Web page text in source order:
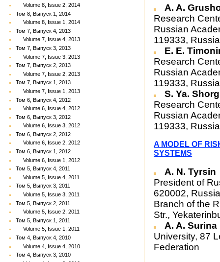
Volume 8, Issue 2, 2014
Том 8, Выпуск 1, 2014
Volume 8, Issue 1, 2014
Том 7, Выпуск 4, 2013
Volume 7, Issue 4, 2013
Том 7, Выпуск 3, 2013
Volume 7, Issue 3, 2013
Том 7, Выпуск 2, 2013
Volume 7, Issue 2, 2013
Том 7, Выпуск 1, 2013
Volume 7, Issue 1, 2013
Том 6, Выпуск 4, 2012
Volume 6, Issue 4, 2012
Том 6, Выпуск 3, 2012
Volume 6, Issue 3, 2012
Том 6, Выпуск 2, 2012
Volume 6, Issue 2, 2012
Том 6, Выпуск 1, 2012
Volume 6, Issue 1, 2012
Том 5, Выпуск 4, 2011
Volume 5, Issue 4, 2011
Том 5, Выпуск 3, 2011
Volume 5, Issue 3, 2011
Том 5, Выпуск 2, 2011
Volume 5, Issue 2, 2011
Том 5, Выпуск 1, 2011
Volume 5, Issue 1, 2011
Том 4, Выпуск 4, 2010
Volume 4, Issue 4, 2010
Том 4, Выпуск 3, 2010
A. A.
Research
Russian
119333,
E. E.
Research
Russian
119333,
S. Ya.
Research
Russian
119333,
A MODEL OF
SYSTEMS
A. N. Tyrsin
President of
620002,
Branch of the
Str.,
A. A. Surina
University, 87
Federation